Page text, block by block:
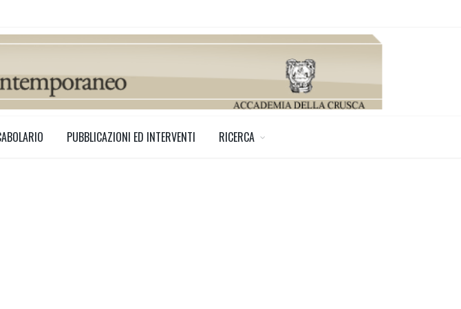
PUBBLICAZIONI ED INTERVENTI RICERCA